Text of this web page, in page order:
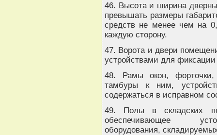
46. Высота и ширина
превышать размеры
средств не менее чем на
каждую сторону.
47. Ворота и двери
устройствами для
48. Рамы окон,
тамбуры к ним,
содержаться в исправном
49. Полы в складских
обеспечивающее
оборудования,